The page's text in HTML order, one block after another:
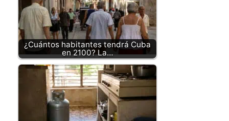
¿Cuántos habitantes tendrá Cuba
en 2100? La…